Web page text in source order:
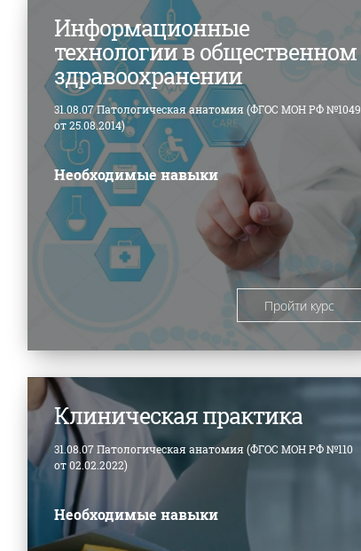
Информационные
технологии в общественном
здравоохранении
31.08.07 Патологическая анатомия (ФГОС МОН РФ №1049
от 25.08.2014)
Необходимые навыки
Пройти курс
Клиническая практика
31.08.07 Патологическая анатомия (ФГОС МОН РФ №110
от 02.02.2022)
Необходимые навыки